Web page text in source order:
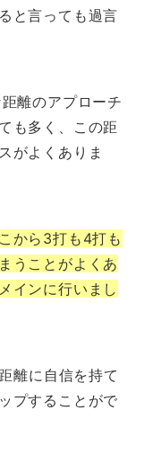
と言っても過言
離のアプローチ
も多く、この距
がよくありま
から3打も4打も
うことがよくあ
インに行いまし
離に自信を持て
プすることがで